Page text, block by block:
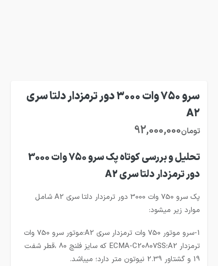
سرو 750 وات 3000 دور ترمزدار دلتا سری
A2
تومان92,000,000
تحلیل و بررسی کوتاه پک سرو 750 وات 3000
دور ترمزدار دلتا سری A2
پک سرو 750 وات 3000 دور ترمزدار دلتا سری A2 شامل
موارد زیر میشود:
1-سرو موتور 750 وات ترمزدار سری A2:موتور سرو 750 وات
ترمزدار A2؛ECMA-C20807SS که سایز فلنچ 80 ،قطر شفت
19 و گشتاور 2.39 نیوتون متر دارد؛ میباشد.